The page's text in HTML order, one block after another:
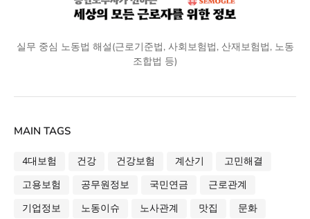
실무 중심 노동법 해설(근로기준법, 사회보험법, 산재보험법, 노동
조합법 등)
MAIN TAGS
4대보험 건강 건강보험 계산기
고민해결
고용보험
공무원정보 국민연금
근로관계
기업정보
노동이슈 노사관계 맛집
문화